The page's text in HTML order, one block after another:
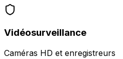
Vidéosurveillance
Caméras HD et enregistreurs